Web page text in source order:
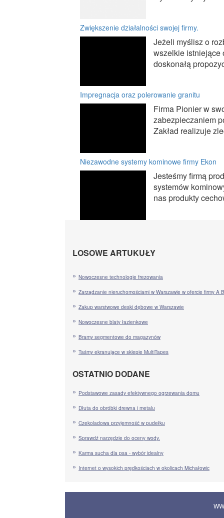
Zwiększenie działalności swojej firmy.
Jeżeli myślisz o
wszelkie istniejące
doskonałą
Impregnacja oraz polerowanie granitu
Firma Pionier w
zabezpieczaniem
Zakład realizuje
Niezawodne systemy kominowe firmy Ekon
Jesteśmy firmą
systemów
nas produkty
LOSOWE ARTUKUŁY
Nowoczesne technologie frezowania
Zarządzanie nieruchomościami w Warszawie w ofercie firmy A B
Zakup warstwowe deski dębowe w Warszawie
Nowoczesne blaty łazienkowe
Bramy segmentowe do magazynów
Taśmy ekranujące w sklepie MultiTapes
OSTATNIO DODANE
Podstawowe zasady efektywnego ogrzewania domu
Dłuta do obróbki drewna i metalu
Czekoladowa przyjemność w pudełku
Sprawdź narzędzie do oceny wody.
Karma sucha dla psa - wybór idealny
Internet o wysokich prędkościach w okolicach Michałowic